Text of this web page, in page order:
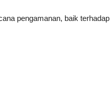
pengamanan, baik terhadap